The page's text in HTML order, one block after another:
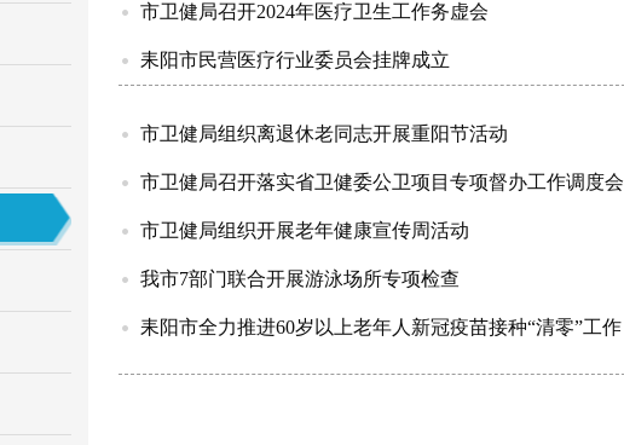
市卫健局召开2024年医疗卫生工作务虚会
耒阳市民营医疗行业委员会挂牌成立
市卫健局组织离退休老同志开展重阳节活动
市卫健局召开落实省卫健委公卫项目专项督办工作调度会
市卫健局组织开展老年健康宣传周活动
我市7部门联合开展游泳场所专项检查
耒阳市全力推进60岁以上老年人新冠疫苗接种“清零”工作